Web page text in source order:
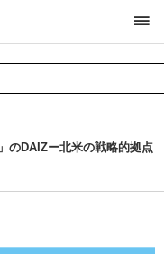
のDAIZー北米の戦略的拠点